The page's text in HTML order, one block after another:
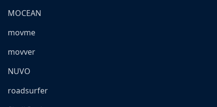
MOCEAN
movme
movver
NUVO
roadsurfer